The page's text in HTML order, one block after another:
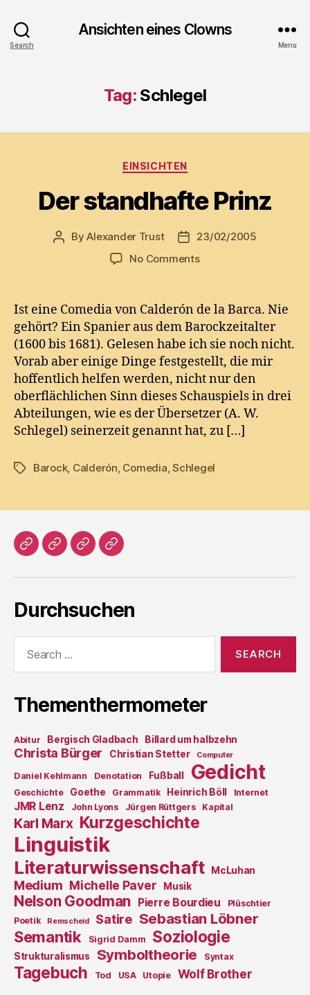
Search
Ansichten eines Clowns
Menu
Tag: Schlegel
Categories
EINSICHTEN
Der standhafte Prinz
PostByAlexander Trust
Post23/02/2005
No Commentson
Prinz
Ist eine Comedia von Calderón de la Barca. Nie
gehört? Ein Spanier aus dem Barockzeitalter
(1600 bis 1681). Gelesen habe ich sie noch nicht.
Vorab aber einige Dinge festgestellt, die mir
hoffentlich helfen werden, nicht nur den
oberflächlichen Sinn dieses Schauspiels in drei
Abteilungen, wie es der Übersetzer (A. W.
Schlegel) seinerzeit genannt hat, zu […]
TagsBarock, Calderón Comedia ,Schlegel
HomeLiteratur
ProsaImpressum
Durchsuchen
Thementhermometer
Abitur Bergisch Gladbach Billard um halbzehn
Christa Bürger Christian Stetter Computer
Daniel Kehlmann Denotation Fußball Gedicht
Geschichte Goethe Grammatik Heinrich Böll Internet
JMR Lenz John Lyons Jürgen Rüttgers Kapital
Karl Marx Kurzgeschichte
Linguistik
Literaturwissenschaft McLuhan
Medium Michelle Paver Musik
Nelson Goodman Pierre Bourdieu
Plüschtier
Poetik
Remscheid Satire Sebastian Löbner
Semantik Sigrid Damm Soziologie
Strukturalismus Symboltheorie Syntax
Tagebuch Tod USA Utopie Wolf Brother